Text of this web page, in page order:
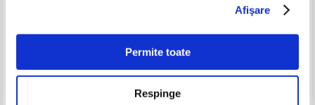
Afişare
Permite toate
Respinge